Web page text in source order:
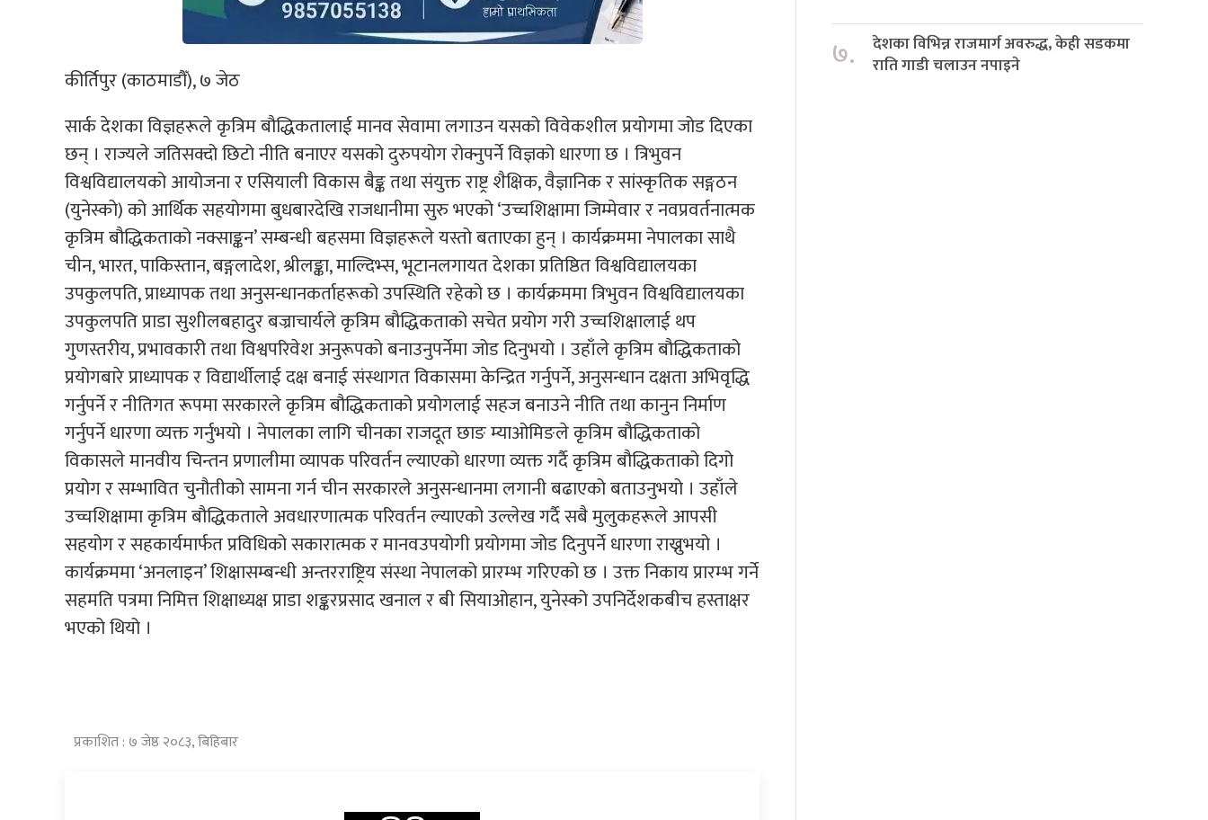
कीर्तिपुर (काठमाडौँ), ७ जेठ
सार्क देशका विज्ञहरूले कृत्रिम बौद्धिकतालाई मानव सेवामा लगाउन यसको विवेकशील प्रयोगमा जोड दिएका
छन् । राज्यले जतिसक्दो छिटो नीति बनाएर यसको दुरुपयोग रोक्नुपर्ने विज्ञको धारणा छ । त्रिभुवन
विश्वविद्यालयको आयोजना र एसियाली विकास बैङ्क तथा संयुक्त राष्ट्र शैक्षिक, वैज्ञानिक र सांस्कृतिक सङ्गठन
(युनेस्को) को आर्थिक सहयोगमा बुधबारदेखि राजधानीमा सुरु भएको ‘उच्चशिक्षामा जिम्मेवार र नवप्रवर्तनात्मक
कृत्रिम बौद्धिकताको नक्साङ्कन’ सम्बन्धी बहसमा विज्ञहरूले यस्तो बताएका हुन् । कार्यक्रममा नेपालका साथै
चीन, भारत, पाकिस्तान, बङ्गलादेश, श्रीलङ्का, माल्दिभ्स, भूटानलगायत देशका प्रतिष्ठित विश्वविद्यालयका
उपकुलपति, प्राध्यापक तथा अनुसन्धानकर्ताहरूको उपस्थिति रहेको छ । कार्यक्रममा त्रिभुवन विश्वविद्यालयका
उपकुलपति प्राडा सुशीलबहादुर बज्राचार्यले कृत्रिम बौद्धिकताको सचेत प्रयोग गरी उच्चशिक्षालाई थप
गुणस्तरीय, प्रभावकारी तथा विश्वपरिवेश अनुरूपको बनाउनुपर्नेमा जोड दिनुभयो । उहाँले कृत्रिम बौद्धिकताको
प्रयोगबारे प्राध्यापक र विद्यार्थीलाई दक्ष बनाई संस्थागत विकासमा केन्द्रित गर्नुपर्ने, अनुसन्धान दक्षता अभिवृद्धि
गर्नुपर्ने र नीतिगत रूपमा सरकारले कृत्रिम बौद्धिकताको प्रयोगलाई सहज बनाउने नीति तथा कानुन निर्माण
गर्नुपर्ने धारणा व्यक्त गर्नुभयो । नेपालका लागि चीनका राजदूत छाङ म्याओमिङले कृत्रिम बौद्धिकताको
विकासले मानवीय चिन्तन प्रणालीमा व्यापक परिवर्तन ल्याएको धारणा व्यक्त गर्दै कृत्रिम बौद्धिकताको दिगो
प्रयोग र सम्भावित चुनौतीको सामना गर्न चीन सरकारले अनुसन्धानमा लगानी बढाएको बताउनुभयो । उहाँले
उच्चशिक्षामा कृत्रिम बौद्धिकताले अवधारणात्मक परिवर्तन ल्याएको उल्लेख गर्दै सबै मुलुकहरूले आपसी
सहयोग र सहकार्यमार्फत प्रविधिको सकारात्मक र मानवउपयोगी प्रयोगमा जोड दिनुपर्ने धारणा राख्नुभयो ।
कार्यक्रममा ‘अनलाइन’ शिक्षासम्बन्धी अन्तरराष्ट्रिय संस्था नेपालको प्रारम्भ गरिएको छ । उक्त निकाय प्रारम्भ गर्ने
सहमति पत्रमा निमित्त शिक्षाध्यक्ष प्राडा शङ्करप्रसाद खनाल र बी सियाओहान, युनेस्को उपनिर्देशकबीच हस्ताक्षर
भएको थियो ।
प्रकाशित : ७ जेष्ठ २०८३, बिहिबार
७.
देशका विभिन्न राजमार्ग अवरुद्ध, केही सडकमा
राति गाडी चलाउन नपाइने